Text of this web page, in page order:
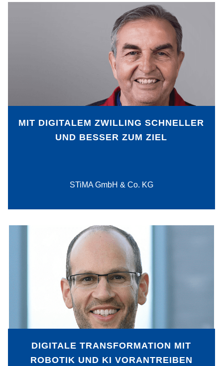
MIT DIGITALEM ZWILLING SCHNELLER
UND BESSER ZUM ZIEL
STiMA GmbH & Co. KG
Wie kann die Konstruktion
automatisierter Anlagen von der Planung
bis zur Inbetriebnahme stärker
automatisiert werden – und somit auch
bei kleinen Stückzahlen effizient und
kostengünstig gestaltet werden? Diese
Herausforderung hat die STiMA GmbH &
Co. KG mit dem Digitalen Zwilling gelöst.
PDF-Download
DIGITALE TRANSFORMATION MIT
ROBOTIK UND KI VORANTREIBEN
Robotik und KI werden von
produzierenden Unternehmen bereits
eingesetzt – meist als
Einzelanwendungen, die isoliert
voneinander arbeiten. Eine Verknüpfung
der beiden Technologien und eine
Vernetzung mit den umgebenden
Systemen eröffnet ein viel größeres
Potenzial und ermöglicht die